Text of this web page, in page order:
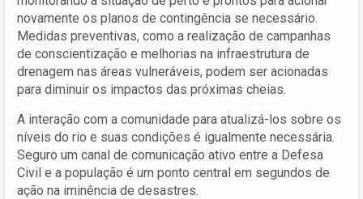
novamente os planos de contingência se necessário.
Medidas preventivas, como a realização de campanhas
de conscientização e melhorias na infraestrutura de
drenagem nas áreas vulneráveis, podem ser acionadas
para diminuir os impactos das próximas cheias.
A interação com a comunidade para atualizá-los sobre os
níveis do rio e suas condições é igualmente necessária.
Seguro um canal de comunicação ativo entre a Defesa
Civil e a população é um ponto central em segundos de
ação na iminência de desastres.